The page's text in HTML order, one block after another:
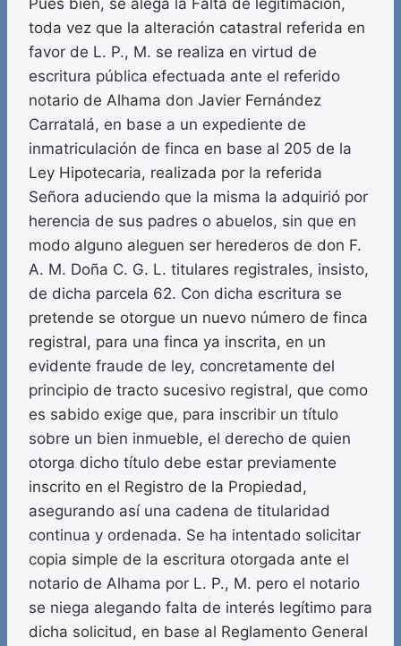
Pues bien, se alega la Falta de legitimación,
toda vez que la alteración catastral referida en
favor de L. P., M. se realiza en virtud de
escritura pública efectuada ante el referido
notario de Alhama don Javier Fernández
Carratalá, en base a un expediente de
inmatriculación de finca en base al 205 de la
Ley Hipotecaria, realizada por la referida
Señora aduciendo que la misma la adquirió por
herencia de sus padres o abuelos, sin que en
modo alguno aleguen ser herederos de don F.
A. M. Doña C. G. L. titulares registrales, insisto,
de dicha parcela 62. Con dicha escritura se
pretende se otorgue un nuevo número de finca
registral, para una finca ya inscrita, en un
evidente fraude de ley, concretamente del
principio de tracto sucesivo registral, que como
es sabido exige que, para inscribir un título
sobre un bien inmueble, el derecho de quien
otorga dicho título debe estar previamente
inscrito en el Registro de la Propiedad,
asegurando así una cadena de titularidad
continua y ordenada. Se ha intentado solicitar
copia simple de la escritura otorgada ante el
notario de Alhama por L. P., M. pero el notario
se niega alegando falta de interés legítimo para
dicha solicitud, en base al Reglamento General